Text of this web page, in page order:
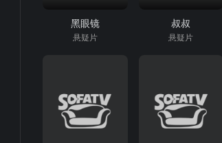
黑眼镜
悬疑片
叔叔
悬疑片